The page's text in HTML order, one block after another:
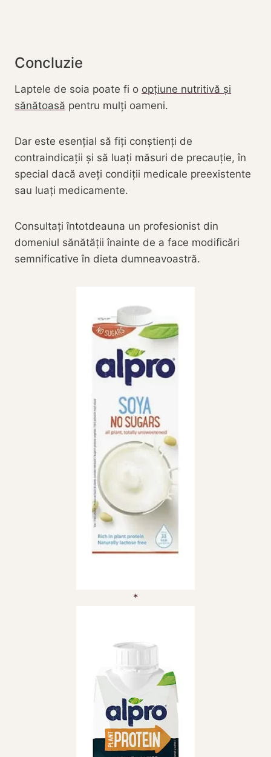
Concluzie
Laptele de soia poate fi o opțiune nutritivă și
sănătoasă pentru mulți oameni.
Dar este esențial să fiți conștienți de
contraindicații și să luați măsuri de precauție, în
special dacă aveți condiții medicale preexistente
sau luați medicamente.
Consultați întotdeauna un profesionist din
domeniul sănătății înainte de a face modificări
semnificative în dieta dumneavoastră.